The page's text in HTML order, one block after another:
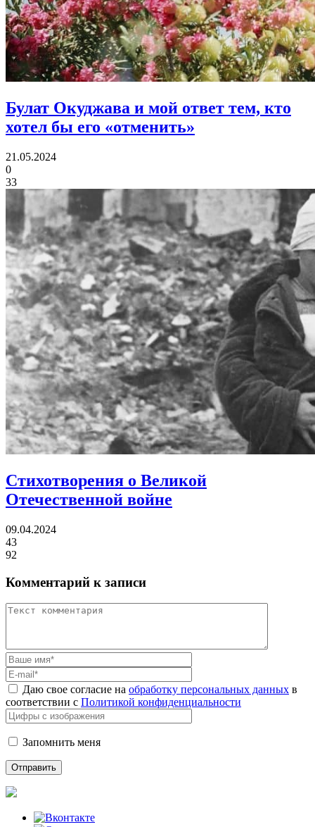
Булат Окуджава и мой ответ тем, кто
хотел бы его «отменить»
21.05.2024
0
33
Стихотворения о Великой
Отечественной войне
09.04.2024
43
92
Комментарий к записи
Даю свое согласие на обработку персональных данных в
соответствии с Политикой конфиденциальности
Запомнить меня